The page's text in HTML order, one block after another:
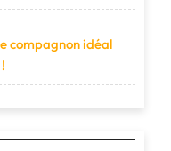
compagnon idéal